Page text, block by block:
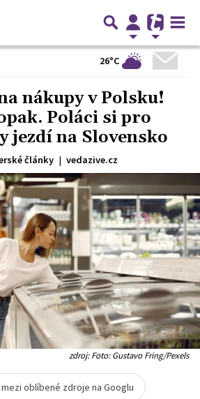
26°C
nákupy v Polsku!
Poláci si pro
jezdí na Slovensko
články | vedazive.cz
zdroj: Foto: Gustavo Fring/Pexels
oblíbené zdroje na Googlu